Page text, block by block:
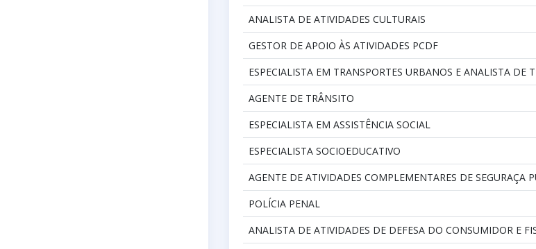
ANALISTA DE ATIVIDADES CULTURAIS
GESTOR DE APOIO ÀS ATIVIDADES PCDF
ESPECIALISTA EM TRANSPORTES URBANOS E ANALISTA DE
AGENTE DE TRÂNSITO
ESPECIALISTA EM ASSISTÊNCIA SOCIAL
ESPECIALISTA SOCIOEDUCATIVO
AGENTE DE ATIVIDADES COMPLEMENTARES DE SEGURAÇA
POLÍCIA PENAL
ANALISTA DE ATIVIDADES DE DEFESA DO CONSUMIDOR E